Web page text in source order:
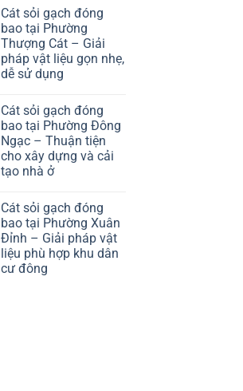
kiệm
Phương
–
Phù
hợp
công
trình
nhà
nhà
trọ
on
Cát
sỏi
gạch
đóng
bao
tại
Liêm
–
Giải
pháp
vật
liệu
linh
hoạt
khu
dân
cư
Cát sỏi gạch đóng
bao tại Phường
Thượng Cát – Giải
pháp vật liệu gọn nhẹ,
dễ sử dụng
on
Cát
sỏi
gạch
đóng
bao
tại
Cát
–
Giải
pháp
vật
liệu
gọn
Cát sỏi gạch đóng
bao tại Phường Đông
Ngạc – Thuận tiện
cho xây dựng và cải
tạo nhà ở
on
Cát
sỏi
gạch
đóng
bao
tại
Cát sỏi gạch đóng
bao tại Phường Xuân
Đỉnh – Giải pháp vật
liệu phù hợp khu dân
cư đông